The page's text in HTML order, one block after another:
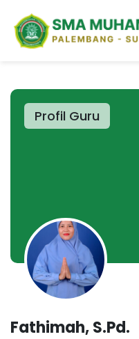
Profil Guru
Fathimah, S.Pd.